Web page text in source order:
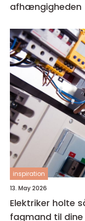
afhængigheden
inspiration
13. May 2026
Elektriker holte sådan vælger du den rette
fagmand til